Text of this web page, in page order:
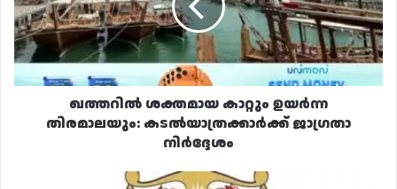
തിരമാലയും:
കടൽയാത്രക്കാർക്ക്
ജാഗ്രതാ
നിർദ്ദേശം
ഖത്തറിൽ ശക്തമായ കാറ്റും ഉയർന്ന
തിരമാലയും: കടൽയാത്രക്കാർക്ക് ജാഗ്രതാ
നിർദ്ദേശം